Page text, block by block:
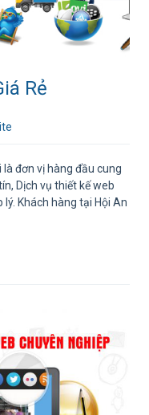
Rẻ
đơn vị hàng đầu cung
Dịch vụ thiết kế web
Khách hàng tại Hội An